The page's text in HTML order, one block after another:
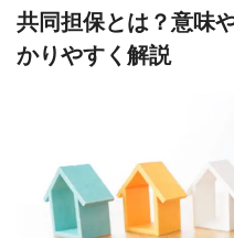
に
つ
い
代
表
メ
ッ
共同担保とは？意味
かりやすく解説